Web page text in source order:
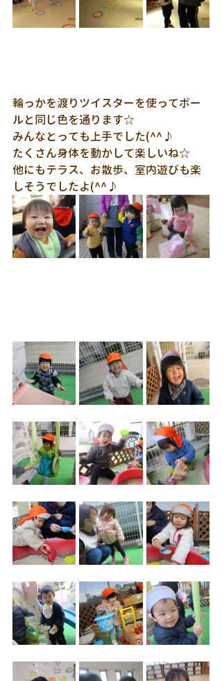
輪っかを渡りツイスターを使ってボー
ルと同じ色を通ります☆
みんなとっても上手でした(^^♪
たくさん身体を動かして楽しいね☆
他にもテラス、お散歩、室内遊びも楽
しそうでしたよ(^^♪